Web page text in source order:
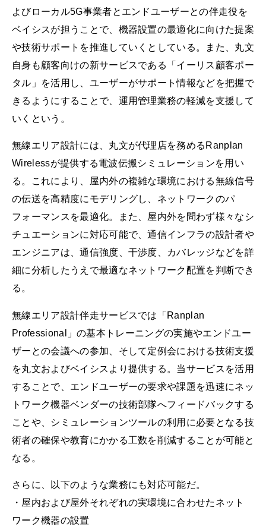
よびローカル5G事業者とエンドユーザーとの伴走役を
ベイシスが担うことで、機器設置の最適化に向けた提案
や技術サポートを推進していくとしている。また、丸文
自身も顧客向けの新サービスである「イーリス顧客ポー
タル」を活用し、ユーザーがサポート情報などを把握で
きるようにすることで、運用管理業務の軽減を支援して
いくという。
無線エリア設計には、丸文が代理店を務めるRanplan
Wirelessが提供する電波伝搬シミュレーションを用い
る。これにより、屋内外の複雑な環境における無線信号
の伝送を高精度にモデリングし、ネットワークのパ
フォーマンスを最適化。また、屋内外を問わず様々なシ
チュエーションに対応可能で、通信インフラの設計者や
エンジニアは、通信強度、干渉度、カバレッジなどを詳
細に分析したうえで最適なネットワーク配置を判断でき
る。
無線エリア設計伴走サービスでは「Ranplan
Professional」の基本トレーニングの実施やエンドユー
ザーとの会議への参加、そして定例会における技術支援
を丸文およびベイシスより提供する。当サービスを活用
することで、エンドユーザーの要求や課題を迅速にネッ
トワーク機器ベンダーの技術部隊へフィードバックする
ことや、シミュレーションツールの利用に必要となる技
術者の確保や教育にかかる工数を削減することが可能と
なる。
さらに、以下のような業務にも対応可能だ。
・屋内および屋外それぞれの実環境に合わせたネット
ワーク機器の設置